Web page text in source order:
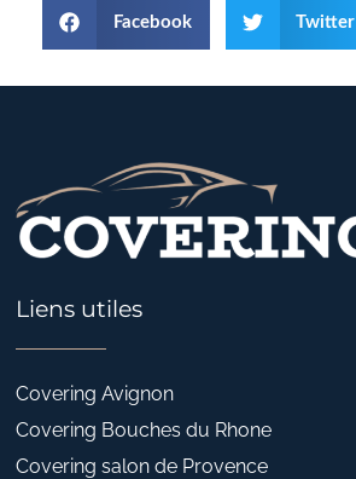
Facebook Twitter
Liens utiles
Covering Avignon
Covering Bouches du Rhone
Covering salon de Provence